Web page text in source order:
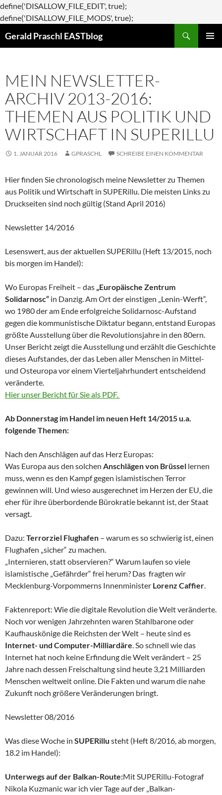
define('DISALLOW_FILE_EDIT', true);
define('DISALLOW_FILE_MODS', true);
Gerald Praschl EASTblog
MEIN NEWSLETTER-
ARCHIV 2013-2016:
THEMEN AUS POLITIK UND
WIRTSCHAFT IN SUPERILLU
1. JANUAR 2016 GPRASCHL SCHREIBE EINEN KOMMENTAR
Hier finden Sie chronologisch meine Newsletter zu Themen
aus Politik und Wirtschaft in SUPERillu. Die meisten Links zu
Druckseiten sind noch gültig (Stand April 2016)
Newsletter 14/2016
Lesenswert, aus der aktuellen SUPERillu (Heft 13/2015, noch
bis morgen im Handel):
Wo Europas Freiheit – das „Europäische Zentrum
Solidarnosc“ in Danzig. Am Ort der einstigen „Lenin-Werft“,
wo 1980 der am Ende erfolgreiche Solidarnosc-Aufstand
gegen die kommunistische Diktatur begann, entstand Europas
größte Ausstellung über die Revolutionsjahre in den 80ern.
Unser Bericht zeigt die Ausstellung und erzählt die Geschichte
dieses Aufstandes, der das Leben aller Menschen in Mittel-
und Osteuropa vor einem Vierteljahrhundert entscheidend
veränderte.
Hier unser Bericht für Sie als PDF.
Ab Donnerstag im Handel im neuen Heft 14/2015 u.a.
folgende Themen:
Nach den Anschlägen auf das Herz Europas:
Was Europa aus den solchen Anschlägen von Brüssel lernen
muss, wenn es den Kampf gegen islamistischen Terror
gewinnen will. Und wieso ausgerechnet im Herzen der EU, die
eher für ihre überbordende Bürokratie bekannt ist, der Staat
versagt.
Dazu: Terrorziel Flughafen – warum es so schwierig ist, einen
Flughafen „sicher“ zu machen.
„Internieren, statt observieren?“ Warum laufen so viele
islamistische „Gefährder“ frei herum? Das fragten wir
Mecklenburg-Vorpommerns Innenminister Lorenz Caffier.
Faktenreport: Wie die digitale Revolution die Welt veränderte.
Noch vor wenigen Jahrzehnten waren Stahlbarone oder
Kaufhauskönige die Reichsten der Welt – heute sind es
Internet- und Computer-Milliardäre. So schnell wie das
Internet hat noch keine Erfindung die Welt verändert – 25
Jahre nach dessen Freischaltung sind heute 3,21 Milliarden
Menschen weltweit online. Die Fakten und warum die nahe
Zukunft noch größere Veränderungen bringt.
Newsletter 08/2016
Was diese Woche in SUPERillu steht (Heft 8/2016, ab morgen,
18.2 im Handel):
Unterwegs auf der Balkan-Route:Mit SUPERillu-Fotograf
Nikola Kuzmanic war ich vier Tage auf der „Balkan-